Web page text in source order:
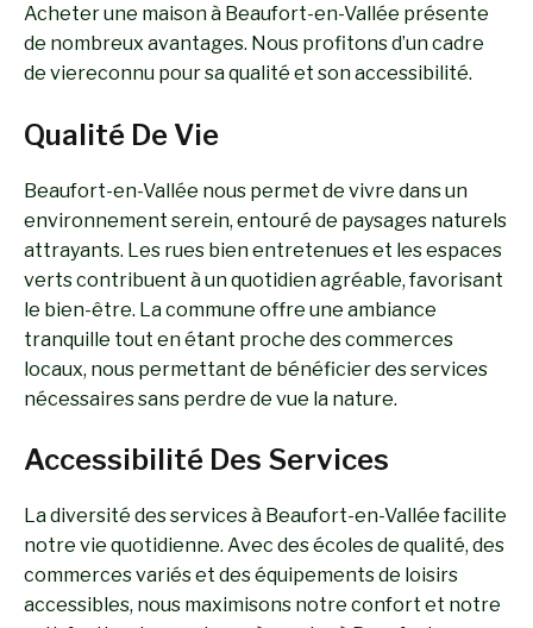
Acheter une maison à Beaufort-en-Vallée présente
de nombreux avantages. Nous profitons d’un cadre
de viereconnu pour sa qualité et son accessibilité.
Qualité De Vie
Beaufort-en-Vallée nous permet de vivre dans un
environnement serein, entouré de paysages naturels
attrayants. Les rues bien entretenues et les espaces
verts contribuent à un quotidien agréable, favorisant
le bien-être. La commune offre une ambiance
tranquille tout en étant proche des commerces
locaux, nous permettant de bénéficier des services
nécessaires sans perdre de vue la nature.
Accessibilité Des Services
La diversité des services à Beaufort-en-Vallée facilite
notre vie quotidienne. Avec des écoles de qualité, des
commerces variés et des équipements de loisirs
accessibles, nous maximisons notre confort et notre